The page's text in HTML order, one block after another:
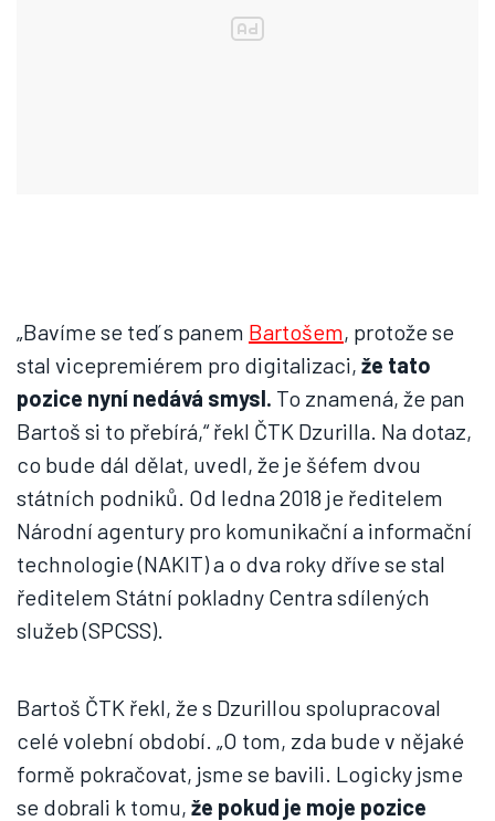
„Bavíme se teď s panem Bartošem, protože se
stal vicepremiérem pro digitalizaci, že tato
pozice nyní nedává smysl. To znamená, že pan
Bartoš si to přebírá,“ řekl ČTK Dzurilla. Na dotaz,
co bude dál dělat, uvedl, že je šéfem dvou
státních podniků. Od ledna 2018 je ředitelem
Národní agentury pro komunikační a informační
technologie (NAKIT) a o dva roky dříve se stal
ředitelem Státní pokladny Centra sdílených
služeb (SPCSS).
Bartoš ČTK řekl, že s Dzurillou spolupracoval
celé volební období. „O tom, zda bude v nějaké
formě pokračovat, jsme se bavili. Logicky jsme
se dobrali k tomu, že pokud je moje pozice